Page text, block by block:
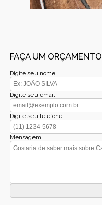
FAÇA UM ORÇAMENTO
Digite seu nome
Digite seu email
Digite seu telefone
Mensagem